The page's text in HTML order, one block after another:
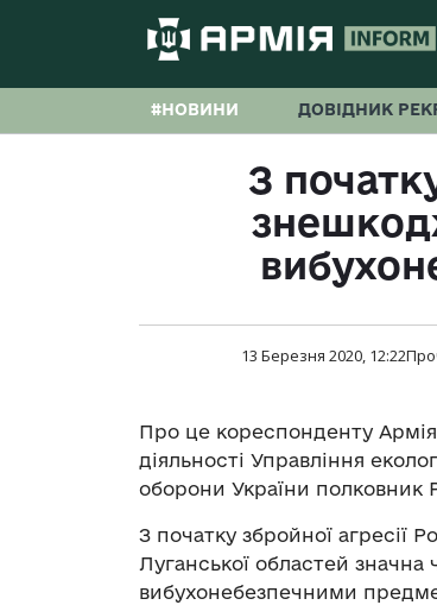
#НОВИНИ ДОВІДНИК
З
13 Березня 2020, 12:22
Про це кореспонденту
діяльності Управління
оборони України полковник
З початку збройної агресії
Луганської областей значна
вибухонебезпечними